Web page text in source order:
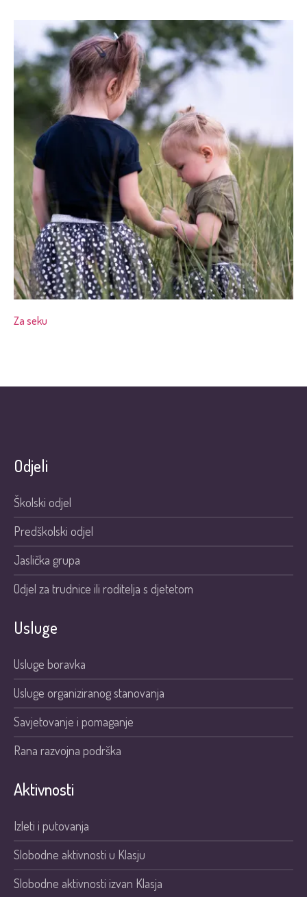
Za seku
Odjeli
Školski odjel
Predškolski odjel
Jaslička grupa
Odjel za trudnice ili roditelja s djetetom
Usluge
Usluge boravka
Usluge organiziranog stanovanja
Savjetovanje i pomaganje
Rana razvojna podrška
Aktivnosti
Izleti i putovanja
Slobodne aktivnosti u Klasju
Slobodne aktivnosti izvan Klasja